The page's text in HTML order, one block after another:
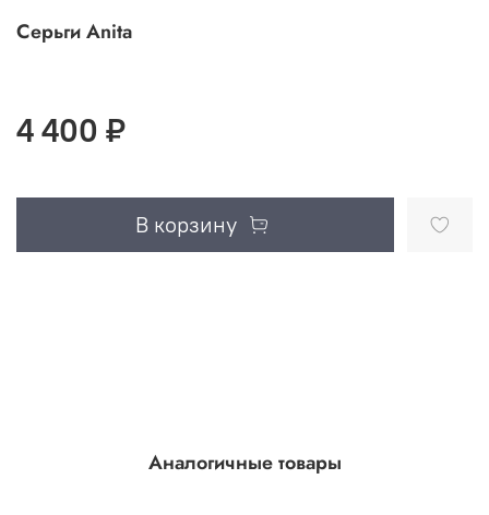
Серьги Anita
4 400 ₽
В корзину
Аналогичные товары